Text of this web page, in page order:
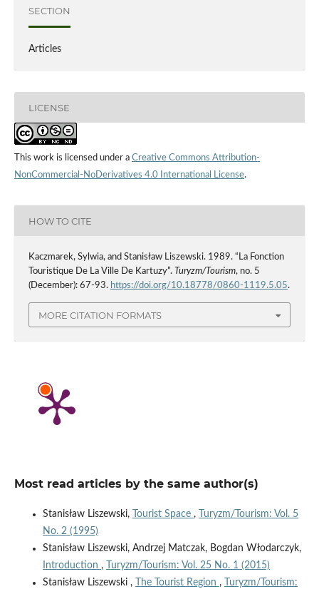
SECTION
Articles
LICENSE
This work is licensed under a Creative Commons Attribution-
NonCommercial-NoDerivatives 4.0 International License.
HOW TO CITE
Kaczmarek, Sylwia, and Stanisław Liszewski. 1989. “La Fonction
Touristique De La Ville De Kartuzy”. Turyzm/Tourism, no. 5
(December): 67-93. https://doi.org/10.18778/0860-1119.5.05.
MORE CITATION FORMATS
Most read articles by the same author(s)
Stanisław Liszewski, Tourist Space ,
Turyzm/Tourism: Vol. 5
No. 2 (1995)
Stanisław Liszewski, Andrzej Matczak, Bogdan Włodarczyk,
Introduction ,
Turyzm/Tourism: Vol. 25 No. 1 (2015)
Stanisław Liszewski ,
The Tourist Region ,
Turyzm/Tourism: